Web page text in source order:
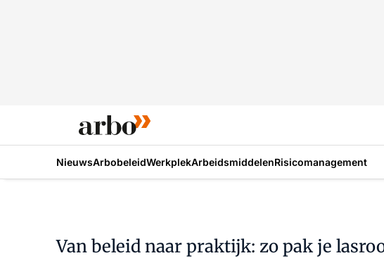
NieuwsArbobeleidWerkplekArbeidsmiddelenRisicomanagement
Van beleid naar praktijk: zo pak je